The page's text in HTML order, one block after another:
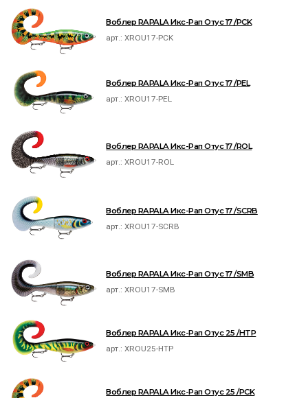
Воблер RAPALA Икс-Рап Отус 17 /PCK
арт.:XROU17-PCK
Воблер RAPALA Икс-Рап Отус 17 /PEL
арт.:XROU17-PEL
Воблер RAPALA Икс-Рап Отус 17 /ROL
арт.:XROU17-ROL
Воблер RAPALA Икс-Рап Отус 17 /SCRB
арт.:XROU17-SCRB
Воблер RAPALA Икс-Рап Отус 17 /SMB
арт.:XROU17-SMB
Воблер RAPALA Икс-Рап Отус 25 /HTP
арт.:XROU25-HTP
Воблер RAPALA Икс-Рап Отус 25 /PCK